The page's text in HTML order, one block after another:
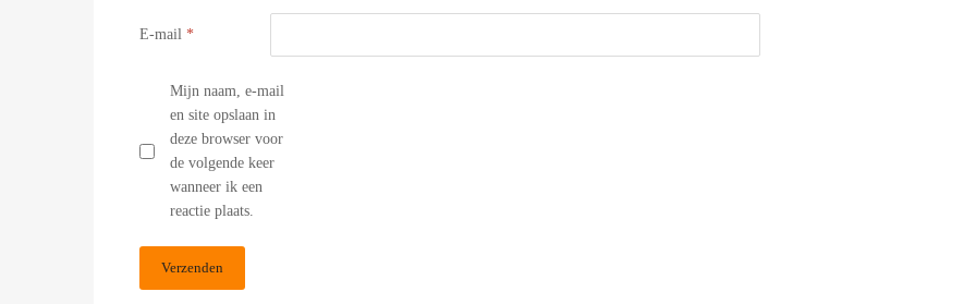
E-mail *
Mijn naam, e-mail
en site opslaan in
deze browser voor
de volgende keer
wanneer ik een
reactie plaats.